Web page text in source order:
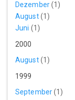
Dezember(1)
August(1)
Juni (1)
2000
August(1)
1999
September(1)